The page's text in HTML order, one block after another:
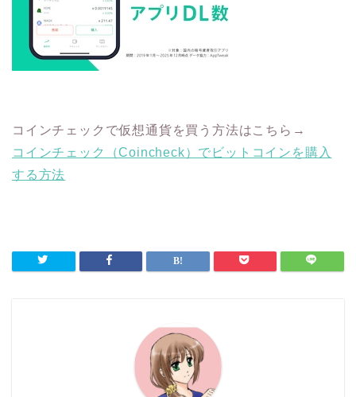
コインチェックで仮想通貨を買う方法はこちら→
コインチェック（Coincheck）でビットコインを購入
する方法